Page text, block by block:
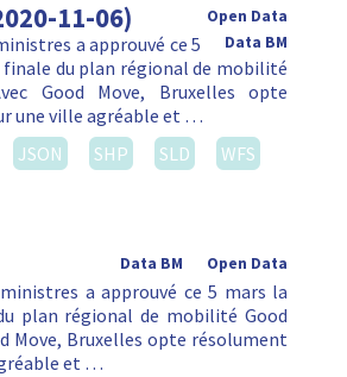
11-06)
Open Data
Data BM
a approuvé ce 5
finale du plan régional de mobilité
Good Move, Bruxelles opte
une ville agréable et …
JSON SHP SLD
WFS
Open Data
Data BM
a approuvé ce 5 mars la
plan régional de mobilité Good
Move, Bruxelles opte résolument
et …